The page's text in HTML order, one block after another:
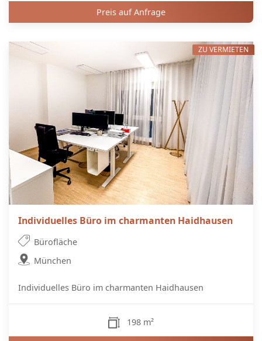
Preis auf Anfrage
Individuelles Büro im charmanten Haidhausen
Bürofläche
München
Individuelles Büro im charmanten Haidhausen
198 m²
ZU VERMIETEN